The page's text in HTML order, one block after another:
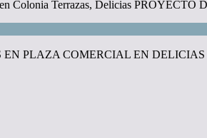
EN PLAZA COMERCIAL EN DELICIAS